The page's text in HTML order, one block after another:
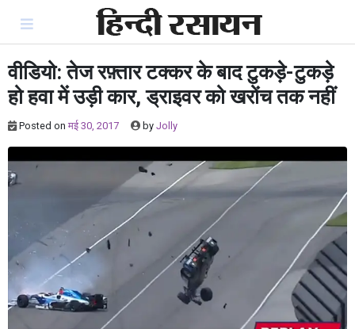
content
वीडियो: तेज रफ़्तार टक्कर के बाद टुकड़े-टुकड़े
हो हवा में उड़ी कार, ड्राइवर को खरोंच तक नहीं
Posted on मई 30, 2017 by Jolly